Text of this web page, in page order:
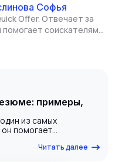
Софья
Offer. Отвечает за
соискателям
экономики.
примеры,
из самых
помогает
Здесь важно не
Читать далее